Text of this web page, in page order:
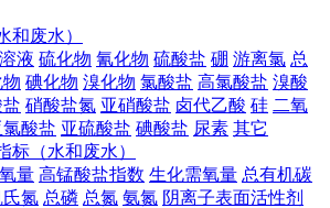
和废水）
液 硫化物 氰化物 硫酸盐 硼 游离氯 总
碘化物 溴化物 氯酸盐 高氯酸盐 溴酸
硝酸盐氮 亚硝酸盐 卤代乙酸 硅 二氧
氯酸盐 亚硫酸盐 碘酸盐 尿素 其它
标（水和废水）
量 高锰酸盐指数 生化需氧量 总有机碳
氏氮 总磷 总氮 氨氮 阴离子表面活性剂